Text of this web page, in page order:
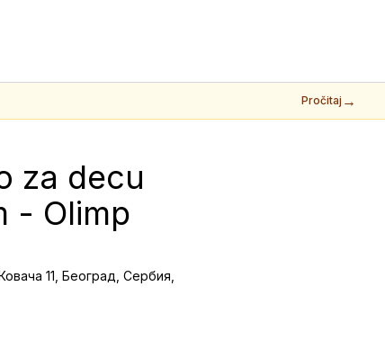
Pročitaj →
za decu
- Olimp
11, Београд, Сербия,